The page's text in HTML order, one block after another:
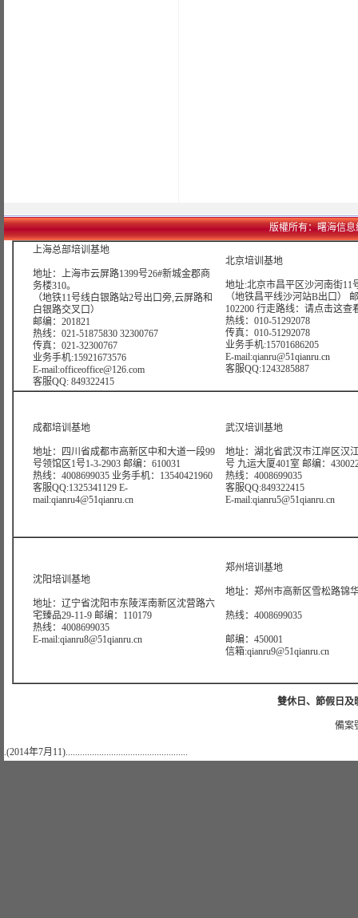
版權所有：曙海信息
上海总部培训基地
地址：上海市云屏路1399号26#新城金郡商
务楼310。
（地铁11号线白银路站2号出口旁,云屏路和
白银路交叉口）
邮编：201821
热线：021-51875830 32300767
传真：021-32300767
业务手机:15921673576
E-mail:officeoffice@126.com
客服QQ: 849322415
北京培训基地
地址:北京市昌平区沙河南街11
（地铁昌平线沙河站B出口）
102200 行走路线： 请点击这查
热线：010-51292078
传真：010-51292078
业务手机:15701686205
E-mail:qianru@51qianru.cn
客服QQ:1243285887
成都培训基地
地址：四川省成都市高新区中和大道一段99
号领馆区1号1-3-2903 邮编：610031
热线：4008699035 业务手机：13540421960
客服QQ:1325341129 E-
mail:qianru4@51qianru.cn
武汉培训基地
地址：湖北省武汉市江岸区汉
号 九运大厦401室 邮编：
热线：4008699035
客服QQ:849322415
E-mail:qianru5@51qianru.cn
沈阳培训基地
地址：辽宁省沈阳市东陵浑南新区沈营路六
宅臻品29-11-9 邮编：110179
热线：4008699035
E-mail:qianru8@51qianru.cn
郑州培训基地
地址：郑州市高新区雪松路锦
热线：4008699035
邮编：450001
信箱:qianru9@51qianru.cn
雙休日、節假日及
備案
.(2014年7月11)...................................................